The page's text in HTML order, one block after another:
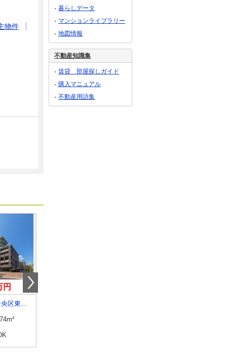
物件
円
新潟県新潟市中央区東万代町
暮らしデータ
マンションライブラリー
地図情報
不動産知識集
賃貸 部屋探しガイド
購入マニュアル
不動産用語集